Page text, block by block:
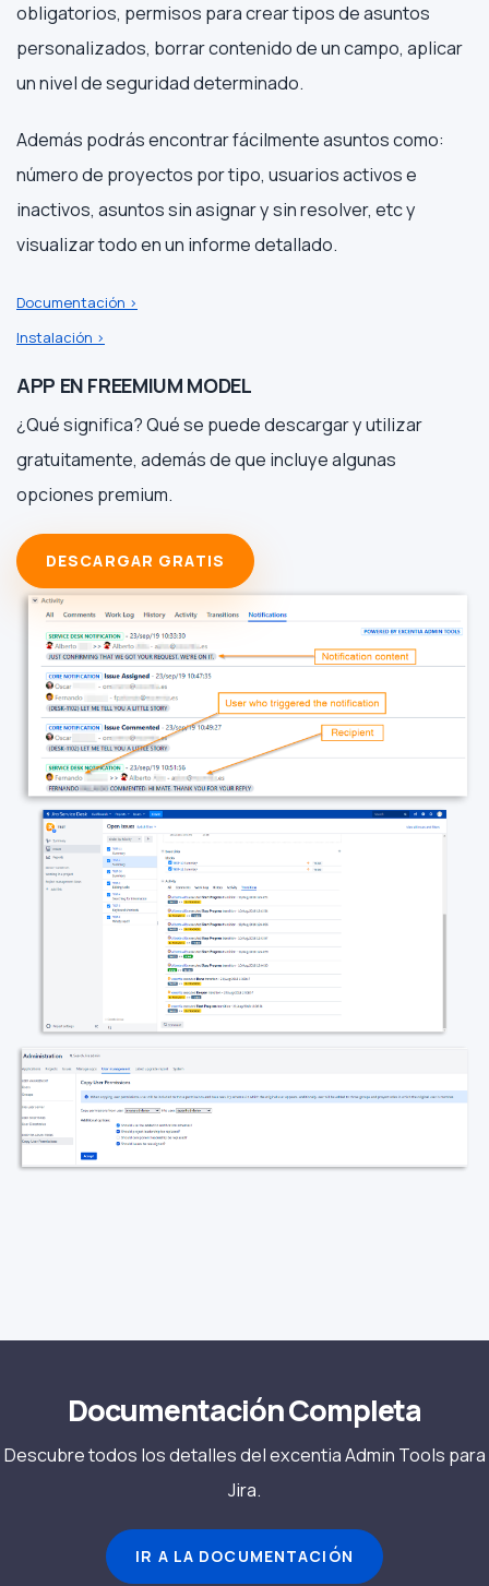
obligatorios, permisos para crear tipos de asuntos
personalizados, borrar contenido de un campo, aplicar
un nivel de seguridad determinado.
Además podrás encontrar fácilmente asuntos como:
número de proyectos por tipo, usuarios activos e
inactivos, asuntos sin asignar y sin resolver, etc y
visualizar todo en un informe detallado.
Documentación >
Instalación >
APP EN FREEMIUM MODEL
¿Qué significa? Qué se puede descargar y utilizar
gratuitamente, además de que incluye algunas
opciones premium.
DESCARGAR GRATIS
Documentación Completa
Descubre todos los detalles del excentia Admin Tools para
Jira.
IR A LA DOCUMENTACIÓN